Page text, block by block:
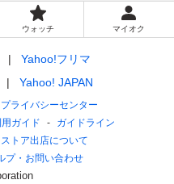
ウォッチ マイオク
Yahoo!フリマ
Yahoo! JAPAN
プライバシーセンター
ガイド
ガイドライン
ストア出店について
プ・お問い合わせ